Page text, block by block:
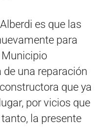
es que las
para
Municipio
una reparación
que ya
por vicios que
la presente